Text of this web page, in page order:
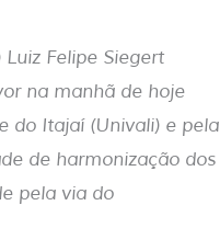
Felipe Siegert
na manhã de hoje
do Itajaí (Univali) e pela
de harmonização dos
pela via do